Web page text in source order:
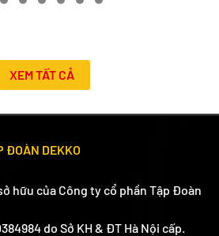
XEM TẤT CẢ
ĐOÀN DEKKO
hữu của Công ty cổ phần Tập Đoàn
do Sở KH & ĐT Hà Nội cấp.